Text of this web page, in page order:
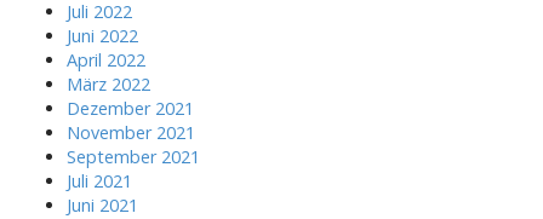
Juli 2022
Juni 2022
April 2022
März 2022
Dezember 2021
November 2021
September 2021
Juli 2021
Juni 2021